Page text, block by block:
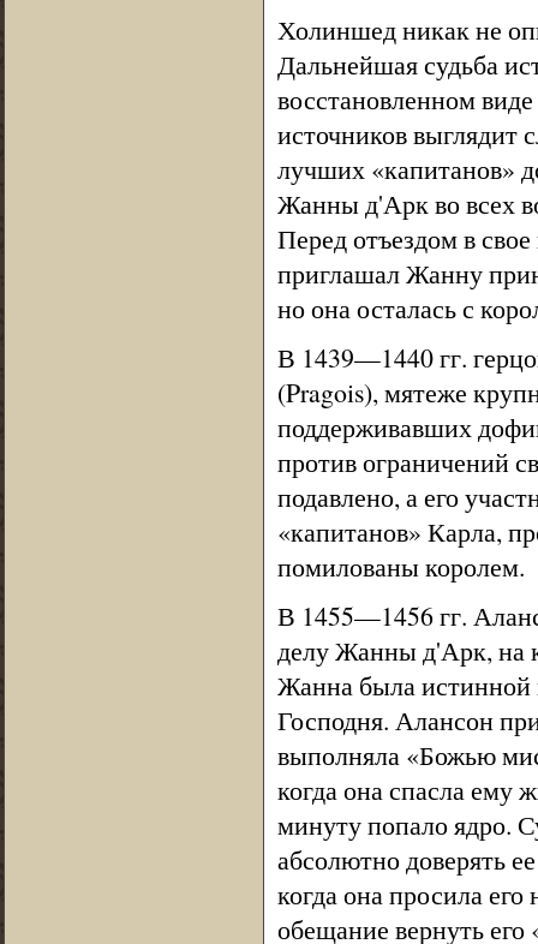
Холиншед никак не
Дальнейшая судьба
восстановленном
источников выглядит
лучших «капитанов»
Жанны д'Арк во всех
Перед отъездом в
приглашал Жанну
но она осталась с
В 1439—1440 гг.
(Pragois), мятеже
поддерживавших
против ограничений
подавлено, а его
«капитанов» Карла,
помилованы королем.
В 1455—1456 гг.
делу Жанны д'Арк, на
Жанна была истинной
Господня. Алансон
выполняла «Божью
когда она спасла ему
минуту попало ядро.
абсолютно доверять
когда она просила его
обещание вернуть